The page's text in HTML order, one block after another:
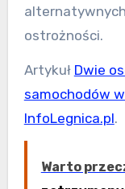
ostrożności.
Artykuł Dwie
samochodów
InfoLegnica.pl.
Warto